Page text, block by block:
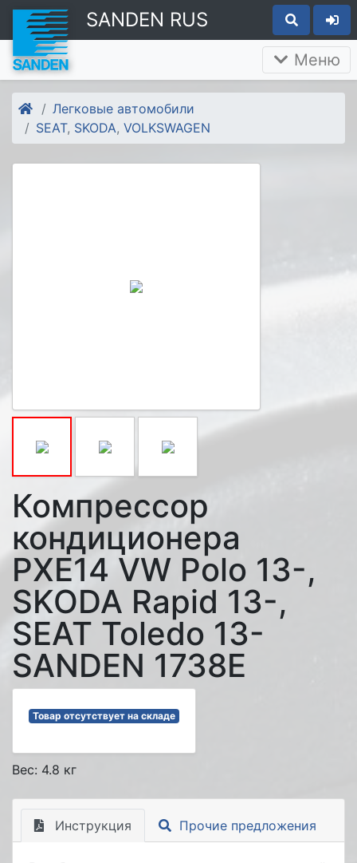
SANDEN RUS
Меню
Легковые автомобили
SEAT, SKODA, VOLKSWAGEN
Компрессор
кондиционера
PXE14 VW Polo 13-,
SKODA Rapid 13-,
SEAT Toledo 13-
SANDEN 1738E
Товар отсутствует на складе
Вес: 4.8 кг
Инструкция Прочие предложения